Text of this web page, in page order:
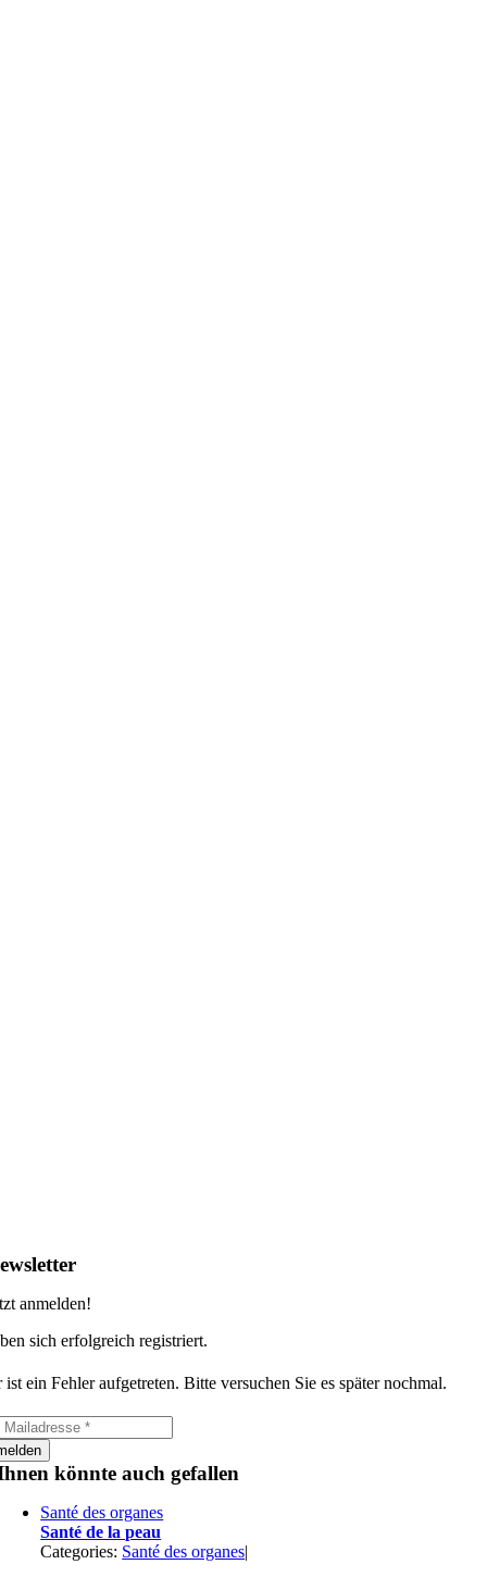
anmelden!
sich erfolgreich registriert.
ist ein Fehler aufgetreten. Bitte versuchen Sie es später nochmal.
könnte auch gefallen
Santé des organes
Santé de la peau
Categories: Santé des organes|